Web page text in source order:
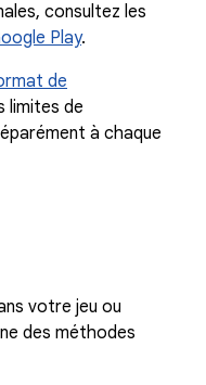
consultez les
Play.
de
limites de
à chaque
votre jeu ou
des méthodes